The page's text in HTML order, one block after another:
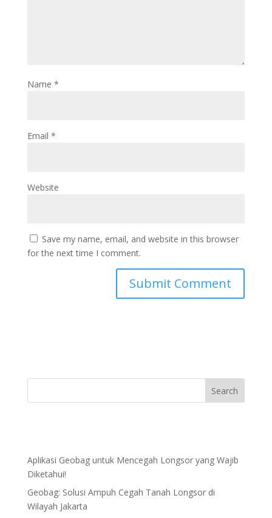
Name *
Email *
Website
Save my name, email, and website in this browser
for the next time I comment.
Aplikasi Geobag untuk Mencegah Longsor yang Wajib
Diketahui!
Geobag: Solusi Ampuh Cegah Tanah Longsor di
Wilayah Jakarta